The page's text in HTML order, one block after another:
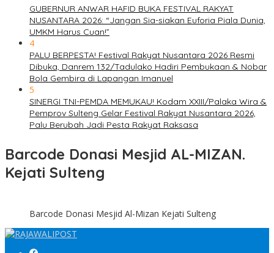
GUBERNUR ANWAR HAFID BUKA FESTIVAL RAKYAT
NUSANTARA 2026: “Jangan Sia-siakan Euforia Piala Dunia,
UMKM Harus Cuan!”
4
PALU BERPESTA! Festival Rakyat Nusantara 2026 Resmi
Dibuka, Danrem 132/Tadulako Hadiri Pembukaan & Nobar
Bola Gembira di Lapangan Imanuel
5
SINERGI TNI-PEMDA MEMUKAU! Kodam XXIII/Palaka Wira &
Pemprov Sulteng Gelar Festival Rakyat Nusantara 2026,
Palu Berubah Jadi Pesta Rakyat Raksasa
Barcode Donasi Mesjid AL-MIZAN.
Kejati Sulteng
Barcode Donasi Mesjid Al-Mizan Kejati Sulteng